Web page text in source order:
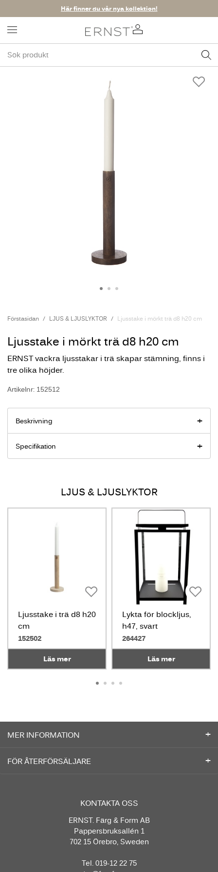
Här finner du vår nya kollektion!
Förstasidan LJUS & LJUSLYKTOR Ljusstake i mörkt trä d8 h20 cm
Ljusstake i mörkt trä d8 h20 cm
ERNST vackra ljusstakar i trä skapar stämning, finns i
tre olika höjder.
Artikelnr: 152512
Beskrivning
Specifikation
LJUS & LJUSLYKTOR
Ljusstake i trä d8 h20
cm
152502
Läs mer
Lykta för blockljus,
h47, svart
264427
Läs mer
MER INFORMATION
FÖR ÅTERFÖRSÄLJARE
KONTAKTA OSS
ERNST. Färg & Form AB
Pappersbruksallén 1
702 15 Örebro, Sweden
Tel. 019-12 22 75